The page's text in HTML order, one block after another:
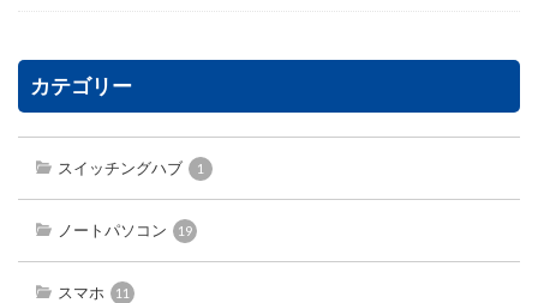
カテゴリー
スイッチングハブ 1
ノートパソコン 19
スマホ 11